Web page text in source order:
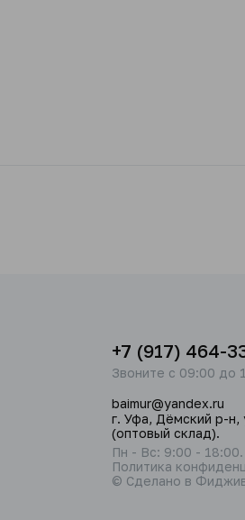
+7 (917) 464-
Звоните с 09:00 до
baimur@yandex.ru
г. Уфа, Дёмский р-н,
(оптовый склад).
Пн - Вс: 9:00 - 18:00.
Политика
© Сделано в